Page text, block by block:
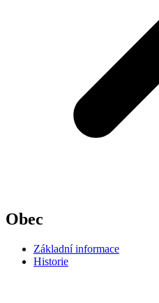
Obec
Základní informace
Historie